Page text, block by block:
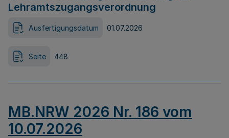
Lehramtszugangsverordnung
Ausfertigungsdatum 01.07.2026
Seite 448
MB.NRW 2026 Nr. 186 vom
10.07.2026